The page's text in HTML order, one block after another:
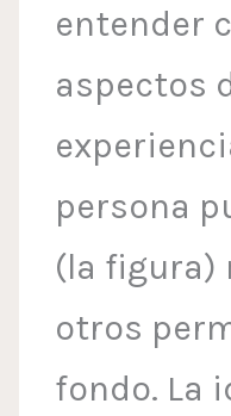
entender
aspectos
persona
(la figura)
otros
fondo. La